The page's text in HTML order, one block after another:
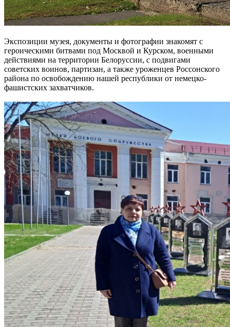
Экспозиции музея, документы и фотографии знакомят с
героическими битвами под Москвой и Курском, военными
действиями на территории Белоруссии, с подвигами
советских воинов, партизан, а также уроженцев Россонского
района по освобождению нашей республики от немецко-
фашистских захватчиков.